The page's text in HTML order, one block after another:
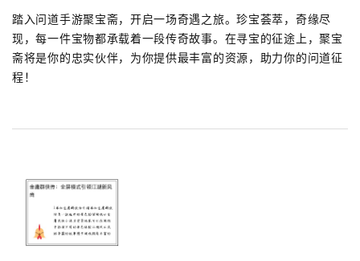
踏入问道手游聚宝斋，开启一场奇遇之旅。珍宝荟萃，奇缘尽
现，每一件宝物都承载着一段传奇故事。在寻宝的征途上，聚宝
斋将是你的忠实伙伴，为你提供最丰富的资源，助力你的问道征
程！